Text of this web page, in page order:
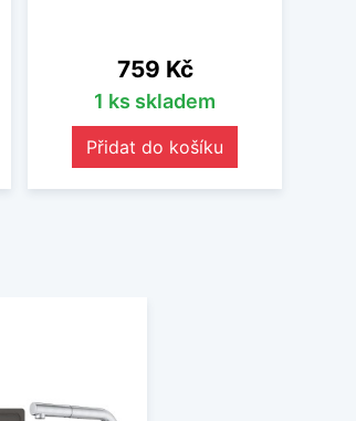
Cena
759 Kč
1 ks skladem
Přidat do košíku